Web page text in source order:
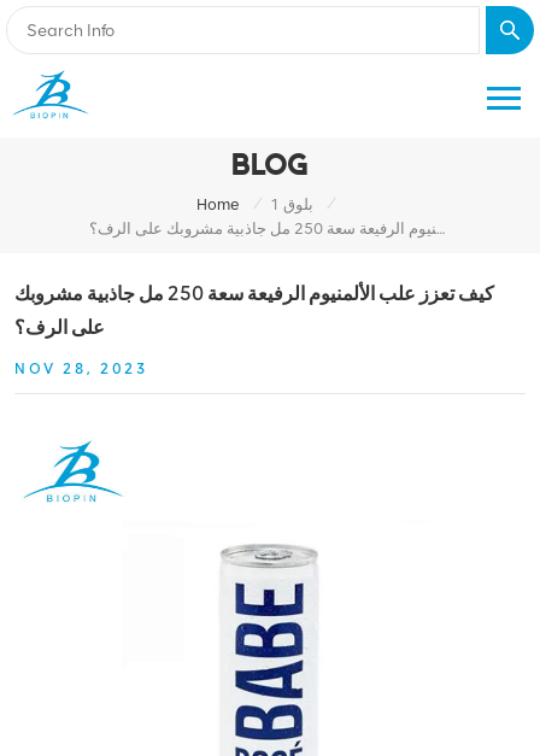
BLOG
Home / بلوق 1
/
كيف تعزز علب الألمنيوم الرفيعة سعة 250 مل جاذبية مشروبك على الرف؟
كيف تعزز علب الألمنيوم الرفيعة سعة 250 مل جاذبية مشروبك
على الرف؟
NOV 28, 2023